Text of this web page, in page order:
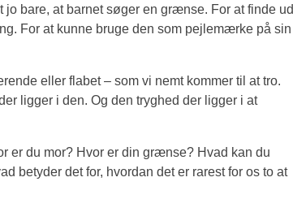
bare, at barnet søger en grænse. For at finde ud
For at kunne bruge den som pejlemærke på sin
eller flabet – som vi nemt kommer til at tro.
ligger i den. Og den tryghed der ligger i at
er du mor? Hvor er din grænse? Hvad kan du
betyder det for, hvordan det er rarest for os to at